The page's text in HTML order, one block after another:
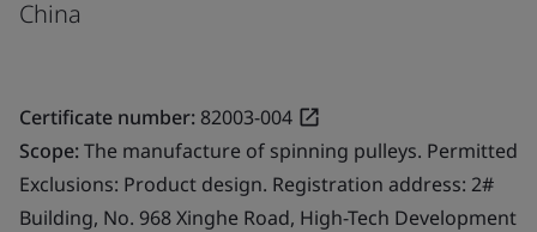
China
Certificate number: 82003-004
Scope:The manufacture of spinning pulleys. Permitted
Exclusions: Product design. Registration address: 2#
Building, No. 968 Xinghe Road, High-Tech Development